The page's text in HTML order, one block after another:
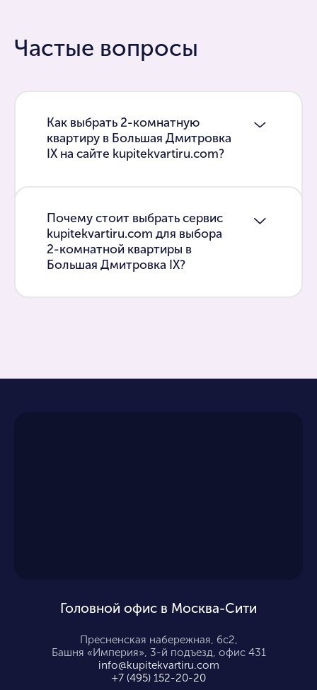
Частые вопросы
Как выбрать 2-комнатную
квартиру в Большая Дмитровка
IX на сайте kupitekvartiru.com?
Почему стоит выбрать сервис
kupitekvartiru.com для выбора
2-комнатной квартиры в
Большая Дмитровка IX?
Головной офис в Москва-Сити
Пресненская набережная, 6с2,
Башня «Империя», 3-й подъезд, офис 431
info@kupitekvartiru.com
+7 (495) 152-20-20